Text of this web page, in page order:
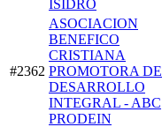
ISIDRO
#2362
ASOCIACION
BENEFICO
CRISTIANA
PROMOTORA DE
DESARROLLO
INTEGRAL - ABC
PRODEIN